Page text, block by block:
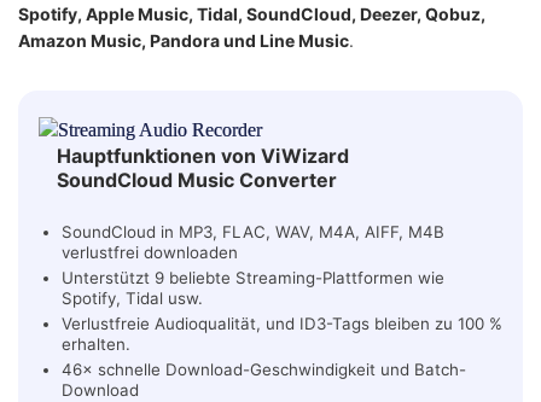
Spotify, Apple Music, Tidal, SoundCloud, Deezer, Qobuz,
Amazon Music, Pandora und Line Music.
Hauptfunktionen von ViWizard
SoundCloud Music Converter
SoundCloud in MP3, FLAC, WAV, M4A, AIFF, M4B
verlustfrei downloaden
Unterstützt 9 beliebte Streaming-Plattformen wie
Spotify, Tidal usw.
Verlustfreie Audioqualität, und ID3-Tags bleiben zu 100 %
erhalten.
46× schnelle Download-Geschwindigkeit und Batch-
Download